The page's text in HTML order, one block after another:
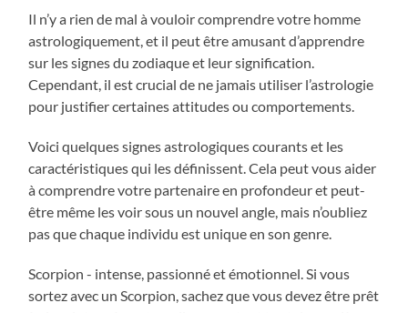
Il n’y a rien de mal à vouloir comprendre votre homme
astrologiquement, et il peut être amusant d’apprendre
sur les signes du zodiaque et leur signification.
Cependant, il est crucial de ne jamais utiliser l’astrologie
pour justifier certaines attitudes ou comportements.
Voici quelques signes astrologiques courants et les
caractéristiques qui les définissent. Cela peut vous aider
à comprendre votre partenaire en profondeur et peut-
être même les voir sous un nouvel angle, mais n’oubliez
pas que chaque individu est unique en son genre.
Scorpion - intense, passionné et émotionnel. Si vous
sortez avec un Scorpion, sachez que vous devez être prêt